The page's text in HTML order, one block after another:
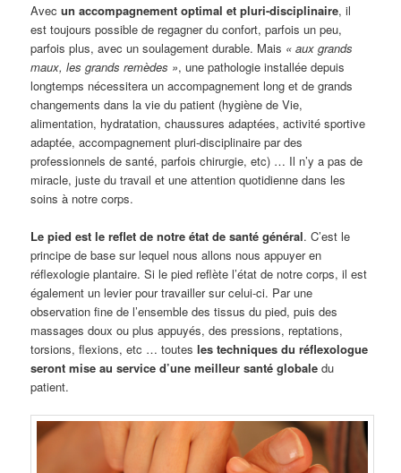
Avecun accompagnement optimal et pluri-disciplinaire, il
est toujours possible de regagner du confort, parfois un peu,
parfois plus, avec un soulagement durable. Mais « aux grands
maux, les grands remèdes », une pathologie installée depuis
longtemps nécessitera un accompagnement long et de grands
changements dans la vie du patient (hygiène de Vie,
alimentation, hydratation, chaussures adaptées, activité sportive
adaptée, accompagnement pluri-disciplinaire par des
professionnels de santé, parfois chirurgie, etc) … Il n’y a pas de
miracle, juste du travail et une attention quotidienne dans les
soins à notre corps.
Le pied est le reflet de notre état de santé général. C’est le
principe de base sur lequel nous allons nous appuyer en
réflexologie plantaire. Si le pied reflète l’état de notre corps, il est
également un levier pour travailler sur celui-ci. Par une
observation fine de l’ensemble des tissus du pied, puis des
massages doux ou plus appuyés, des pressions, reptations,
torsions, flexions, etc … toutesles techniques du réflexologue
seront mise au service d’une meilleur santé globale du
patient.